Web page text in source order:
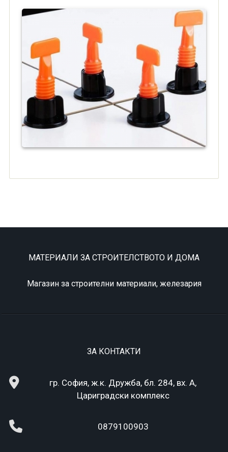
МАТЕРИАЛИ ЗА СТРОИТЕЛСТВОТО И ДОМА
Магазин за строителни материали, железария
ЗА КОНТАКТИ
гр. София, ж.к. Дружба, бл. 284, вх. А,
Цариградски комплекс
0879100903